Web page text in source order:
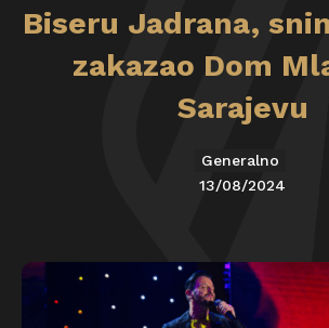
Biseru Jadrana,
zakazao Dom
Sarajevu
Generalno
13/08/2024